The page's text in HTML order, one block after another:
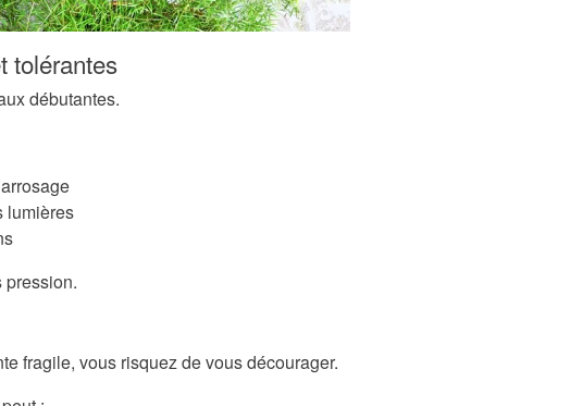
tolérantes
débutantes.
lumières
pression.
fragile, vous risquez de vous décourager.